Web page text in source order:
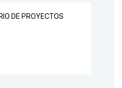
DE PROYECTOS